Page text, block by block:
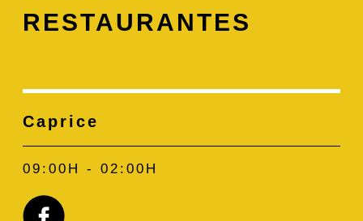
RESTAURANTES
Caprice
09:00H - 02:00H